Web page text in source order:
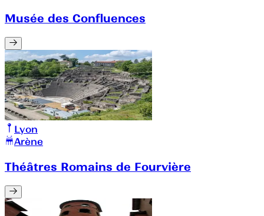
Musée des Confluences
Lyon
Arène
Théâtres Romains de Fourvière